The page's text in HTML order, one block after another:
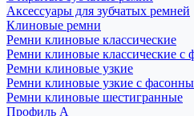
Аксессуары для зубчатых ремней
Клиновые ремни
Ремни клиновые классические
Ремни клиновые классические с
Ремни клиновые узкие
Ремни клиновые узкие с
Ремни клиновые шестигранные
Профиль A